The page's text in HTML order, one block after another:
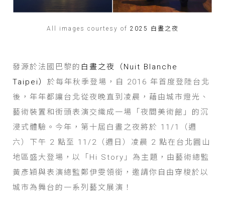
All images courtesy of 2025 白晝之夜
發源於法國巴黎的 白晝之夜（Nuit Blanche
Taipei）於每年秋季登場，自 2016 年首度登陸台北
後，年年都讓台北從夜晚直到凌晨，藉由城市燈光、
藝術裝置和街頭表演交織成一場「夜間美術館」的沉
浸式體驗。今年，第十屆白晝之夜將於 11/1（週
六）下午 2 點至 11/2（週日）凌晨 2 點在台北圓山
地區盛大登場，以「Hi Story」為主題，由藝術總監
黃彥穎與表演總監鄭伊雯領銜，邀請你自由穿梭於以
城市為舞台的一系列藝文展演！